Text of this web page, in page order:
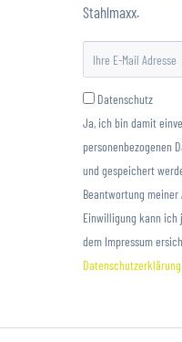
Stahlmaxx.
Datenschutz
Ja, ich bin damit
personenbezogenen
und gespeichert
Beantwortung meiner
Einwilligung kann
dem Impressum
Datenschutzerklärung